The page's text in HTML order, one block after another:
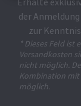
der
zur
* Dieses Feld ist
Versandkosten
nicht möglich.
Kombination
möglich.